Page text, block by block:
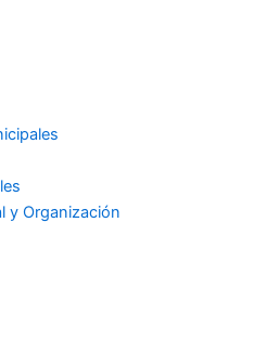
y Organización